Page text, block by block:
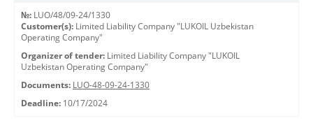
№: LUO/48/09-24/1330
Customer(s): Limited Liability Company "LUKOIL Uzbekistan
Operating Company"
Organizer of tender: Limited Liability Company "LUKOIL
Uzbekistan Operating Company"
Documents: LUO-48-09-24-1330
Deadline: 10/17/2024